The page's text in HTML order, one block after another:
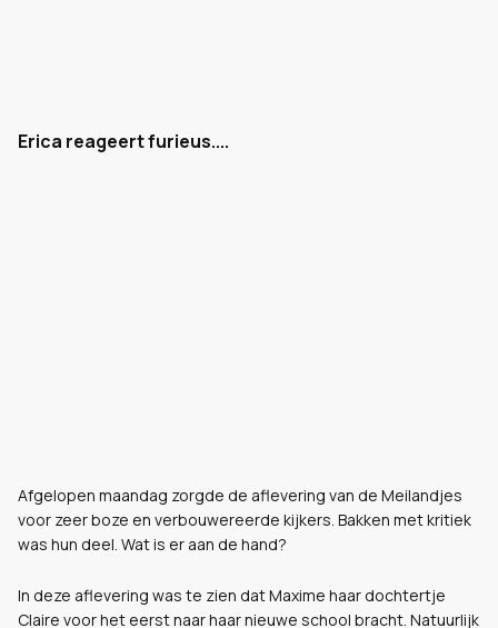
Erica reageert furieus....
Afgelopen maandag zorgde de aflevering van de Meilandjes
voor zeer boze en verbouwereerde kijkers. Bakken met kritiek
was hun deel. Wat is er aan de hand?
In deze aflevering was te zien dat Maxime haar dochtertje
Claire voor het eerst naar haar nieuwe school bracht. Natuurlijk